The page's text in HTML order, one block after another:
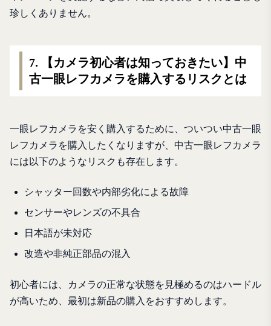
珍しくありません。
7. 【カメラ初心者は知っておきたい】中
古一眼レフカメラを購入するリスクとは
一眼レフカメラを安く購入するために、ついつい中古一眼
レフカメラを購入したくなりますが、中古一眼レフカメラ
には以下のようなリスクも存在します。
シャッター回数や内部劣化による故障
センサーやレンズの不具合
日本語が未対応
改造や非純正部品の混入
初心者には、カメラの正常な状態を見極めるのはハードル
が高いため、最初は新品の購入をおすすめします。